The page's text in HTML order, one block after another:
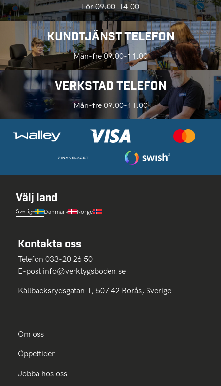
Lör 09.00-14.00
KUNDTJÄNST TELEFON
Mån-fre 09.00-11.00
VERKSTAD TELEFON
Mån-fre 09.00-11.00
Välj land
Sverige Danmark Norge
Kontakta oss
Telefon 033-20 26 50
E-post info@verktygsboden.se
Källbäcksrydsgatan 1, 507 42 Borås, Sverige
Om oss
Öppettider
Jobba hos oss